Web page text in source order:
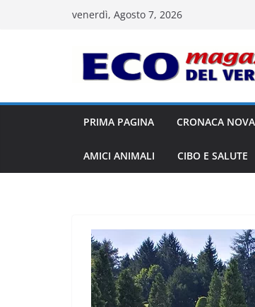
venerdì, Agosto 7, 2026
PRIMA PAGINA CRONACA
AMICI ANIMALI CIBO E SALUTE